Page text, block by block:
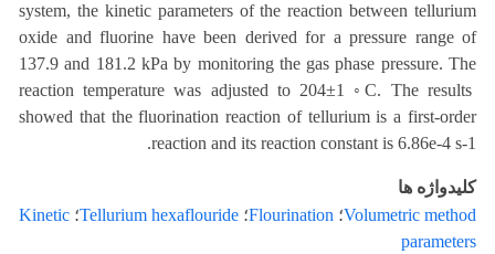
system, the kinetic parameters of the reaction between tellurium
oxide and fluorine have been derived for a pressure range of
137.9 and 181.2 kPa by monitoring the gas phase pressure. The
reaction temperature was adjusted to 204±1 ◦C. The results
showed that the fluorination reaction of tellurium is a first-order
reaction and its reaction constant is 6.86e-4 s-1.
کلیدواژه ها
Volumetric method؛ Flourination؛ Tellurium hexaflouride؛ Kinetic
parameters